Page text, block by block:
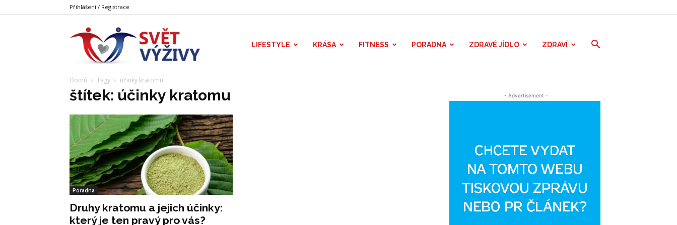
Přihlášení / Registrace
LIFESTYLE KRÁSA FITNESS PORADNA ZDRAVÉ JÍDLO ZDRAVÍ
Domů Tagy účinky kratomu
štítek: účinky kratomu
Poradna
Druhy kratomu a jejich účinky:
který je ten pravý pro vás?
- Advertisement -